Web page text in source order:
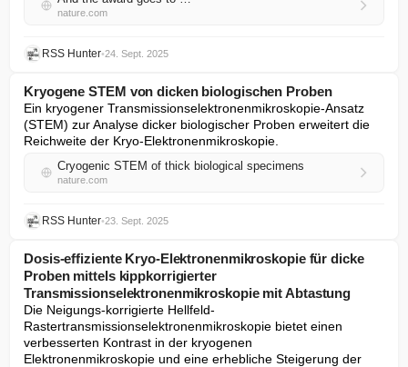
nature.com
RSS Hunter•24. Sept. 2025
Kryogene STEM von dicken biologischen Proben
Ein kryogener Transmissionselektronenmikroskopie-Ansatz
(STEM) zur Analyse dicker biologischer Proben erweitert die
Reichweite der Kryo-Elektronenmikroskopie.
Cryogenic STEM of thick biological specimens
nature.com
RSS Hunter•23. Sept. 2025
Dosis-effiziente Kryo-Elektronenmikroskopie für dicke
Proben mittels kippkorrigierter
Transmissionselektronenmikroskopie mit Abtastung
Die Neigungs-korrigierte Hellfeld-
Rastertransmissionselektronenmikroskopie bietet einen
verbesserten Kontrast in der kryogenen
Elektronenmikroskopie und eine erhebliche Steigerung der